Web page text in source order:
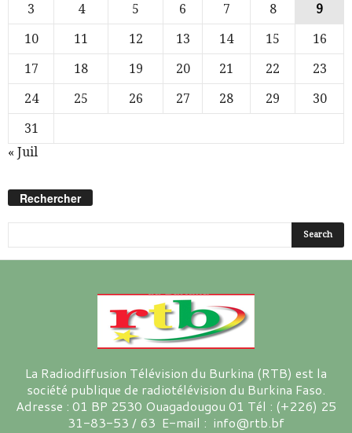
3
4 5 6 7 8
9
10
11 12 13 14 15
16
17
18 19 20 21 22
23
24
25 26 27 28 29
30
31
« Juil
Rechercher
La Radiodiffusion Télévision du Burkina (RTB) est la
société publique de radiotélévision du Burkina Faso.
Adresse : 01 BP 2530 Ouagadougou 01 Tél : (+226) 25
31-83-53 / 63 E-mail : info@rtb.bf